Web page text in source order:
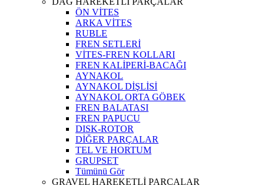
ÖN VİTES
ARKA VİTES
RUBLE
FREN SETLERİ
VİTES-FREN KOLLARI
FREN KALİPERİ-BACAĞI
AYNAKOL
AYNAKOL DİŞLİSİ
AYNAKOL ORTA GÖBEK
FREN BALATASI
FREN PAPUCU
DISK-ROTOR
DİĞER PARÇALAR
TEL VE HORTUM
GRUPSET
Tümünü Gör
GRAVEL HAREKETLİ PARÇALAR